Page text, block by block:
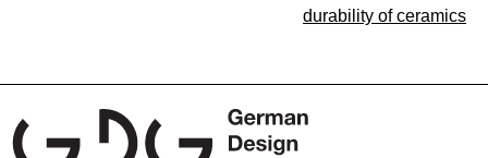
durability of ceramics